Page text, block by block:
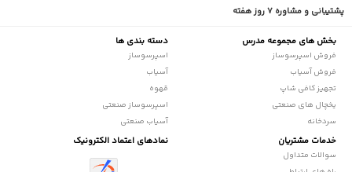
پشتیبانی و مشاوره 7 روز هفته
بخش های مجموعه مدرس
فروش اسپرسوساز
فروش آسیاب
تجهیز کافی شاپ
یخچال های صنعتی
سردخانه
دسته بندی ها
اسپرسوساز
آسیاب
قهوه
اسپرسوساز صنعتی
آسیاب صنعتی
خدمات مشتریان
سوالات متداول
نمادهای اعتماد الکترونیک